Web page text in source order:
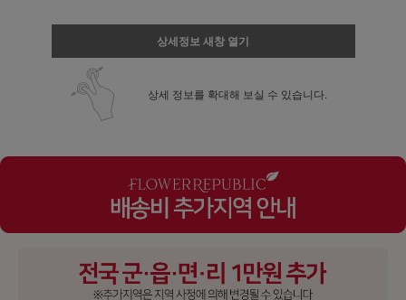
상세정보 새창 열기
상세 정보를 확대해 보실 수 있습니다.